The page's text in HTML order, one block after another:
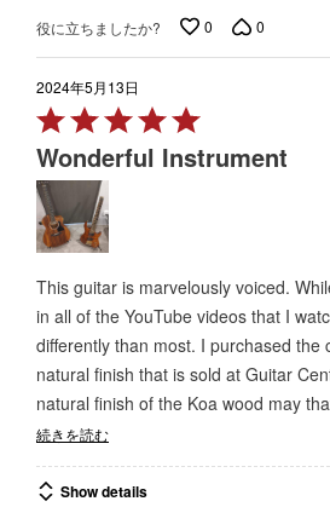
役に立ちましたか? 0 0
2024年5月13日
Rated
5
out
of
5
Wonderful Instrument
This guitar is marvelously voiced.
in all of the YouTube videos that I
differently than most. I purchased the
natural finish that is sold at Guitar
natural finish of the Koa wood may
続きを読む
Show details